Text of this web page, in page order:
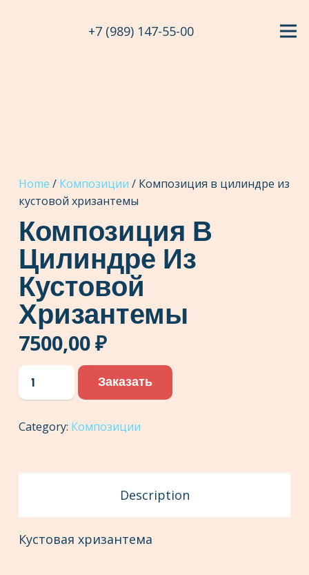
+7 (989) 147-55-00
Home / Композиции / Композиция в цилиндре из
кустовой хризантемы
Композиция В
Цилиндре Из
Кустовой
Хризантемы
7500,00₽
Композиция
в
из
хризантемы
Заказать
Category: Композиции
Description
Кустовая хризантема